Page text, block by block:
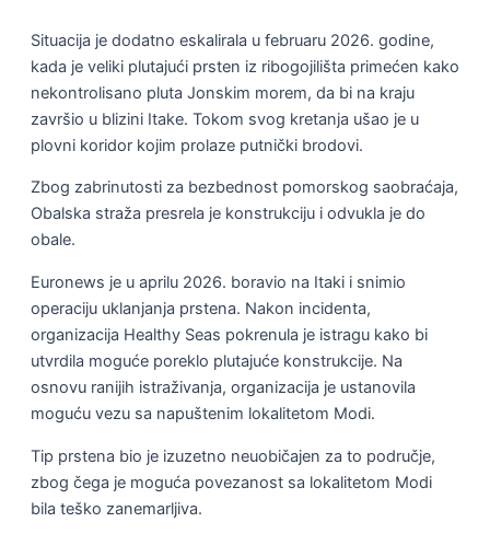
Situacija je dodatno eskalirala u februaru 2026. godine,
kada je veliki plutajući prsten iz ribogojilišta primećen kako
nekontrolisano pluta Jonskim morem, da bi na kraju
završio u blizini Itake. Tokom svog kretanja ušao je u
plovni koridor kojim prolaze putnički brodovi.
Zbog zabrinutosti za bezbednost pomorskog saobraćaja,
Obalska straža presrela je konstrukciju i odvukla je do
obale.
Euronews je u aprilu 2026. boravio na Itaki i snimio
operaciju uklanjanja prstena. Nakon incidenta,
organizacija Healthy Seas pokrenula je istragu kako bi
utvrdila moguće poreklo plutajuće konstrukcije. Na
osnovu ranijih istraživanja, organizacija je ustanovila
moguću vezu sa napuštenim lokalitetom Modi.
Tip prstena bio je izuzetno neuobičajen za to područje,
zbog čega je moguća povezanost sa lokalitetom Modi
bila teško zanemarljiva.